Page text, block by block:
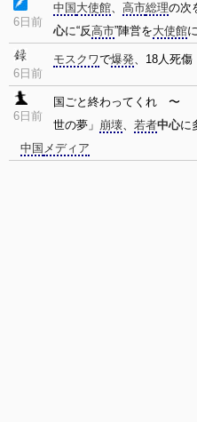
6日前
中国 大使館、 高市総理の次
心に“反高市”陣営を大使館
6日前
モスクワで爆発、18人死傷
6日前
国ごと終わってくれ 〜
世の夢」 崩壊、 若者中心に
中国 メディア